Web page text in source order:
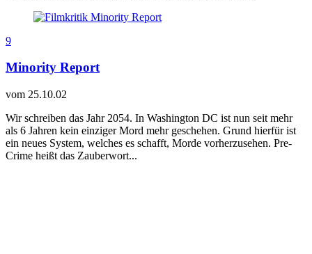
9
Minority Report
vom 25.10.02
Wir schreiben das Jahr 2054. In Washington DC ist nun seit mehr
als 6 Jahren kein einziger Mord mehr geschehen. Grund hierfür ist
ein neues System, welches es schafft, Morde vorherzusehen. Pre-
Crime heißt das Zauberwort...